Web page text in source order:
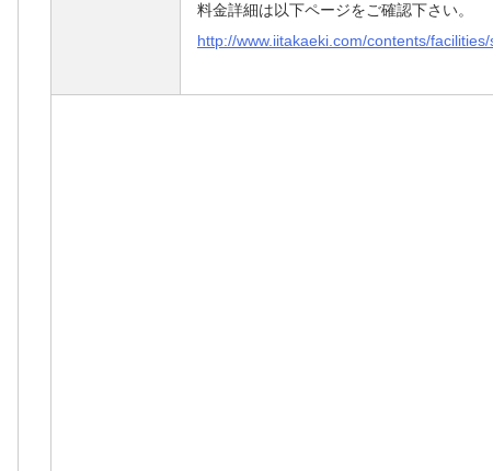
料金詳細は以下ページをご確認下さい。
http://www.iitakaeki.com/contents/